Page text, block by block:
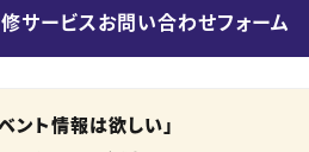
ービスお問い合わせフォーム
ント情報は欲しい」